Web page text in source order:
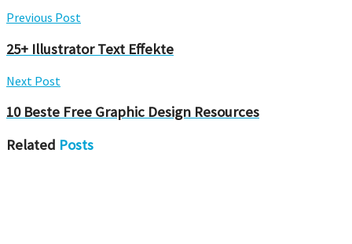
Previous Post
25+ Illustrator Text Effekte
Next Post
10 Beste Free Graphic Design Resources
Related Posts